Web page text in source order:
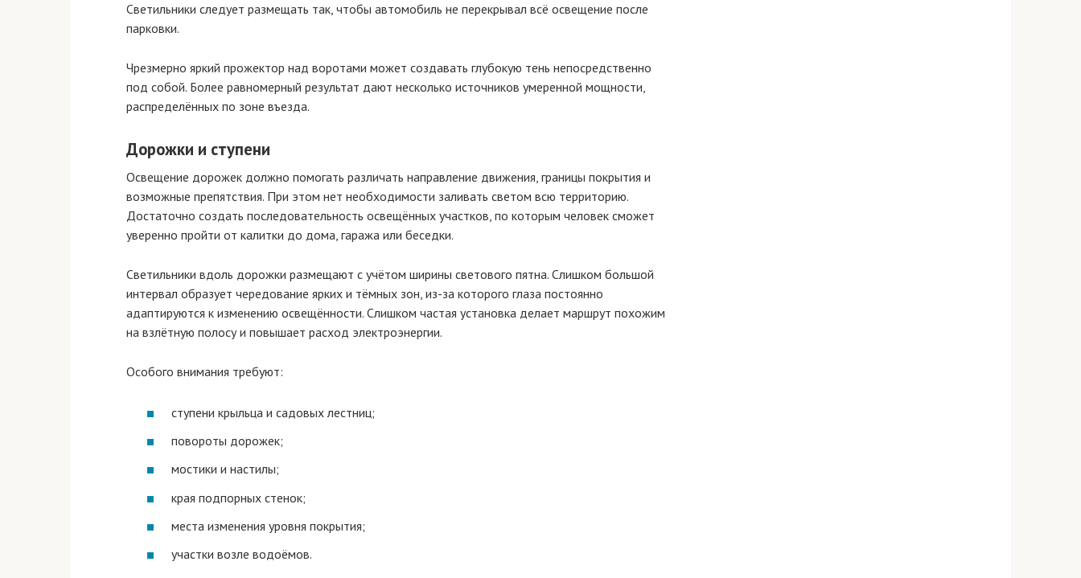
Светильники следует размещать так, чтобы автомобиль не перекрывал всё освещение после
парковки.
Чрезмерно яркий прожектор над воротами может создавать глубокую тень непосредственно
под собой. Более равномерный результат дают несколько источников умеренной мощности,
распределённых по зоне въезда.
Дорожки и ступени
Освещение дорожек должно помогать различать направление движения, границы покрытия и
возможные препятствия. При этом нет необходимости заливать светом всю территорию.
Достаточно создать последовательность освещённых участков, по которым человек сможет
уверенно пройти от калитки до дома, гаража или беседки.
Светильники вдоль дорожки размещают с учётом ширины светового пятна. Слишком большой
интервал образует чередование ярких и тёмных зон, из-за которого глаза постоянно
адаптируются к изменению освещённости. Слишком частая установка делает маршрут похожим
на взлётную полосу и повышает расход электроэнергии.
Особого внимания требуют:
ступени крыльца и садовых лестниц;
повороты дорожек;
мостики и настилы;
края подпорных стенок;
места изменения уровня покрытия;
участки возле водоёмов.